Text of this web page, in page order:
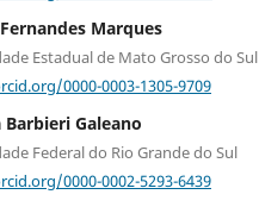
Marques
Estadual de Mato Grosso do Sul
0000-0003-1305-9709
Barbieri Galeano
Federal do Rio Grande do Sul
0000-0002-5293-6439